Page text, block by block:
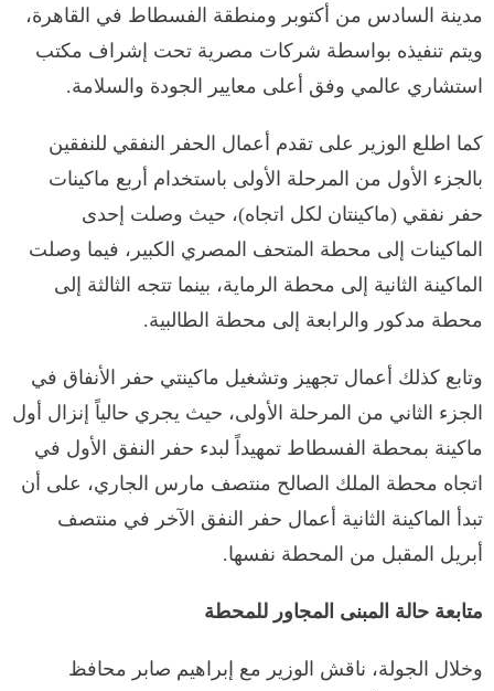
مدينة السادس من أكتوبر ومنطقة الفسطاط في القاهرة،
ويتم تنفيذه بواسطة شركات مصرية تحت إشراف مكتب
استشاري عالمي وفق أعلى معايير الجودة والسلامة.
كما اطلع الوزير على تقدم أعمال الحفر النفقي للنفقين
بالجزء الأول من المرحلة الأولى باستخدام أربع ماكينات
حفر نفقي (ماكينتان لكل اتجاه)، حيث وصلت إحدى
الماكينات إلى محطة المتحف المصري الكبير، فيما وصلت
الماكينة الثانية إلى محطة الرماية، بينما تتجه الثالثة إلى
محطة مدكور والرابعة إلى محطة الطالبية.
وتابع كذلك أعمال تجهيز وتشغيل ماكينتي حفر الأنفاق في
الجزء الثاني من المرحلة الأولى، حيث يجري حالياً إنزال أول
ماكينة بمحطة الفسطاط تمهيداً لبدء حفر النفق الأول في
اتجاه محطة الملك الصالح منتصف مارس الجاري، على أن
تبدأ الماكينة الثانية أعمال حفر النفق الآخر في منتصف
أبريل المقبل من المحطة نفسها.
متابعة حالة المبنى المجاور للمحطة
وخلال الجولة، ناقش الوزير مع إبراهيم صابر محافظ